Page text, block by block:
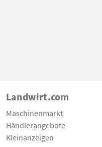
Landwirt.com
Maschinenmarkt
Händlerangebote
Kleinanzeigen